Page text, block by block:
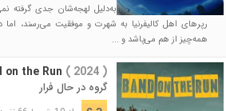
دو موسیقیدان جوان که به‌دلیل لهجه‌شان جدی گرفته
رپرهای اهل کالیفرنیا به شهرت و موفقیت می‌رسند،
همه‌چیز از هم می‌پاشد و ...
on the Run ( 2024 )
گروه در حال فرار